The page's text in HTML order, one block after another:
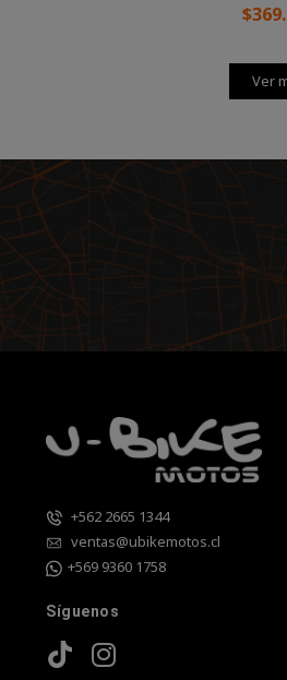
Ver
+562 2665 1344
ventas@ubikemotos.cl
+569 9360 1758
Síguenos